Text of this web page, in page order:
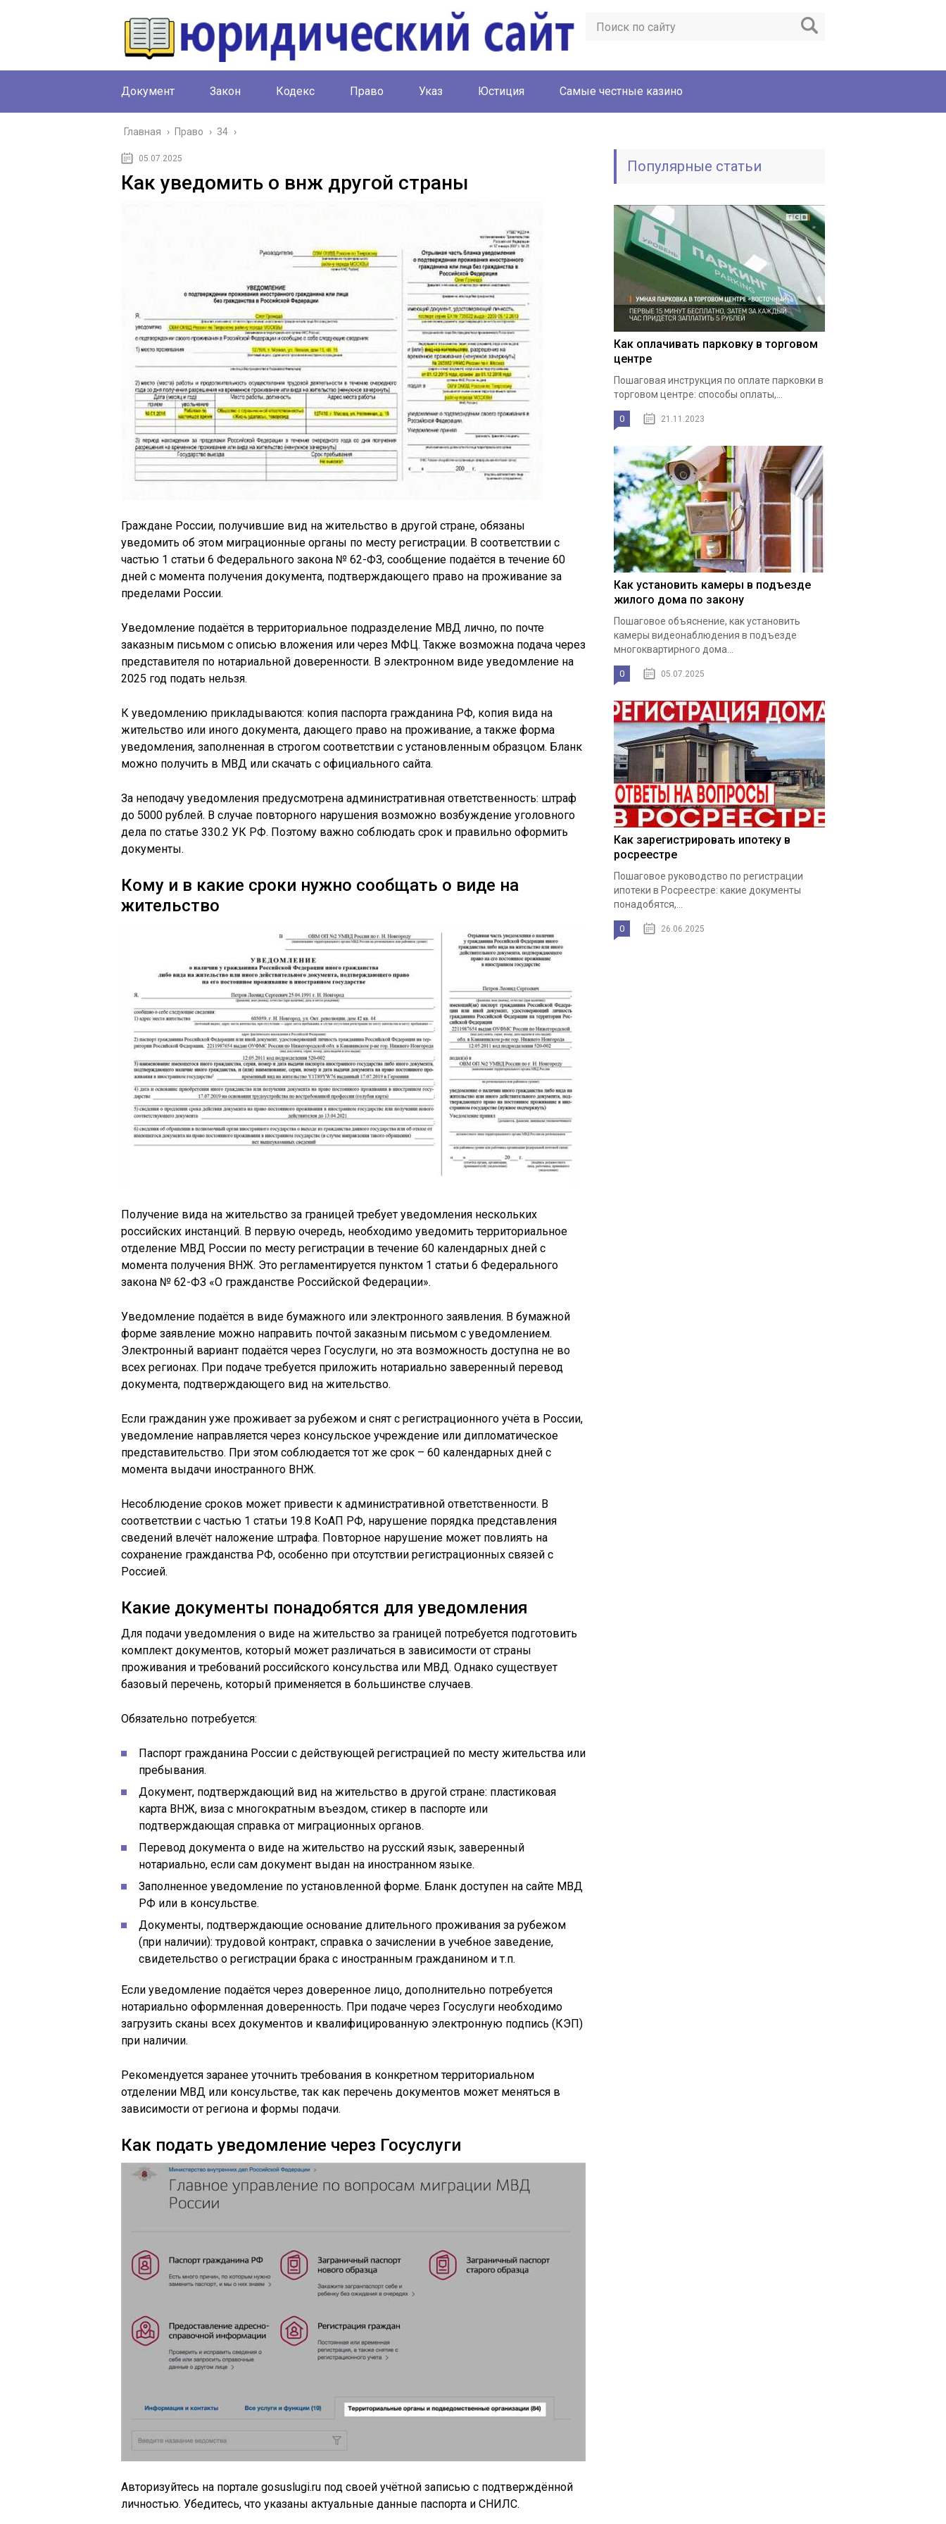
Документ Закон Кодекс Право Указ Юстиция Cамые честные казино
Главная › Право › 34 ›
05.07.2025
Как уведомить о внж другой страны
Граждане России, получившие вид на жительство в другой стране, обязаны
уведомить об этом миграционные органы по месту регистрации. В соответствии с
частью 1 статьи 6 Федерального закона № 62-ФЗ, сообщение подаётся в течение 60
дней с момента получения документа, подтверждающего право на проживание за
пределами России.
Уведомление подаётся в территориальное подразделение МВД лично, по почте
заказным письмом с описью вложения или через МФЦ. Также возможна подача через
представителя по нотариальной доверенности. В электронном виде уведомление на
2025 год подать нельзя.
К уведомлению прикладываются: копия паспорта гражданина РФ, копия вида на
жительство или иного документа, дающего право на проживание, а также форма
уведомления, заполненная в строгом соответствии с установленным образцом. Бланк
можно получить в МВД или скачать с официального сайта.
За неподачу уведомления предусмотрена административная ответственность: штраф
до 5000 рублей. В случае повторного нарушения возможно возбуждение уголовного
дела по статье 330.2 УК РФ. Поэтому важно соблюдать срок и правильно оформить
документы.
Кому и в какие сроки нужно сообщать о виде на
жительство
Получение вида на жительство за границей требует уведомления нескольких
российских инстанций. В первую очередь, необходимо уведомить территориальное
отделение МВД России по месту регистрации в течение 60 календарных дней с
момента получения ВНЖ. Это регламентируется пунктом 1 статьи 6 Федерального
закона № 62-ФЗ «О гражданстве Российской Федерации».
Уведомление подаётся в виде бумажного или электронного заявления. В бумажной
форме заявление можно направить почтой заказным письмом с уведомлением.
Электронный вариант подаётся через Госуслуги, но эта возможность доступна не во
всех регионах. При подаче требуется приложить нотариально заверенный перевод
документа, подтверждающего вид на жительство.
Если гражданин уже проживает за рубежом и снят с регистрационного учёта в России,
уведомление направляется через консульское учреждение или дипломатическое
представительство. При этом соблюдается тот же срок – 60 календарных дней с
момента выдачи иностранного ВНЖ.
Несоблюдение сроков может привести к административной ответственности. В
соответствии с частью 1 статьи 19.8 КоАП РФ, нарушение порядка представления
сведений влечёт наложение штрафа. Повторное нарушение может повлиять на
сохранение гражданства РФ, особенно при отсутствии регистрационных связей с
Россией.
Какие документы понадобятся для уведомления
Для подачи уведомления о виде на жительство за границей потребуется подготовить
комплект документов, который может различаться в зависимости от страны
проживания и требований российского консульства или МВД. Однако существует
базовый перечень, который применяется в большинстве случаев.
Обязательно потребуется:
Паспорт гражданина России с действующей регистрацией по месту жительства или
пребывания.
Документ, подтверждающий вид на жительство в другой стране: пластиковая
карта ВНЖ, виза с многократным въездом, стикер в паспорте или
подтверждающая справка от миграционных органов.
Перевод документа о виде на жительство на русский язык, заверенный
нотариально, если сам документ выдан на иностранном языке.
Заполненное уведомление по установленной форме. Бланк доступен на сайте МВД
РФ или в консульстве.
Документы, подтверждающие основание длительного проживания за рубежом
(при наличии): трудовой контракт, справка о зачислении в учебное заведение,
свидетельство о регистрации брака с иностранным гражданином и т.п.
Если уведомление подаётся через доверенное лицо, дополнительно потребуется
нотариально оформленная доверенность. При подаче через Госуслуги необходимо
загрузить сканы всех документов и квалифицированную электронную подпись (КЭП)
при наличии.
Рекомендуется заранее уточнить требования в конкретном территориальном
отделении МВД или консульстве, так как перечень документов может меняться в
зависимости от региона и формы подачи.
Как подать уведомление через Госуслуги
Авторизуйтесь на портале gosuslugi.ru под своей учётной записью с подтверждённой
личностью. Убедитесь, что указаны актуальные данные паспорта и СНИЛС.
Популярные статьи
Как оплачивать парковку в торговом
центре
Пошаговая инструкция по оплате парковки в
торговом центре: способы оплаты,...
0 21.11.2023
Как установить камеры в подъезде
жилого дома по закону
Пошаговое объяснение, как установить
камеры видеонаблюдения в подъезде
многоквартирного дома...
0 05.07.2025
Как зарегистрировать ипотеку в
росреестре
Пошаговое руководство по регистрации
ипотеки в Росреестре: какие документы
понадобятся,...
0 26.06.2025